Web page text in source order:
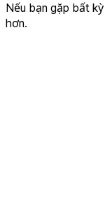
Nếu bạn gặp bất
hơn.